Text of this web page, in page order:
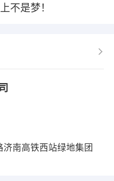
不是梦！
济南高铁西站绿地集团